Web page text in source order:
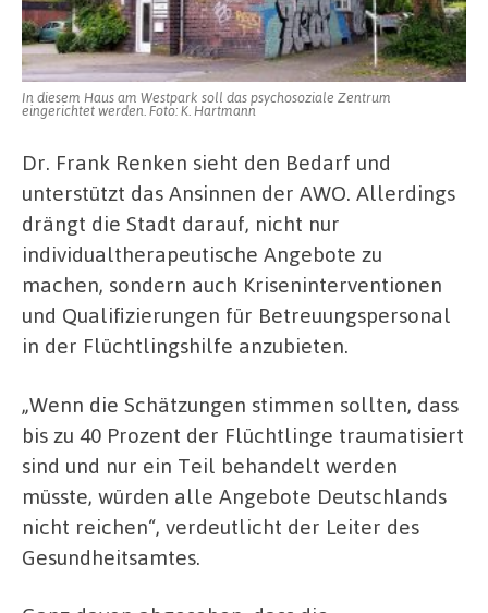
In diesem Haus am Westpark soll das psychosoziale Zentrum
eingerichtet werden. Foto: K. Hartmann
Dr. Frank Renken sieht den Bedarf und
unterstützt das Ansinnen der AWO. Allerdings
drängt die Stadt darauf, nicht nur
individualtherapeutische Angebote zu
machen, sondern auch Kriseninterventionen
und Qualifizierungen für Betreuungspersonal
in der Flüchtlingshilfe anzubieten.
„Wenn die Schätzungen stimmen sollten, dass
bis zu 40 Prozent der Flüchtlinge traumatisiert
sind und nur ein Teil behandelt werden
müsste, würden alle Angebote Deutschlands
nicht reichen“, verdeutlicht der Leiter des
Gesundheitsamtes.